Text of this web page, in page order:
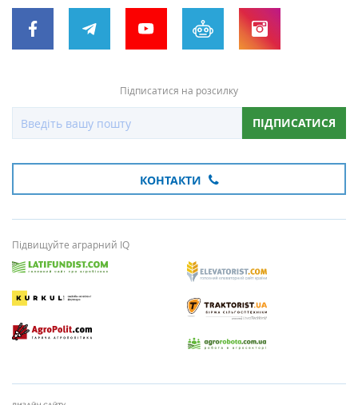
Підписатися на розсилку
ПІДПИСАТИСЯ
КОНТАКТИ
Підвищуйте аграрний IQ